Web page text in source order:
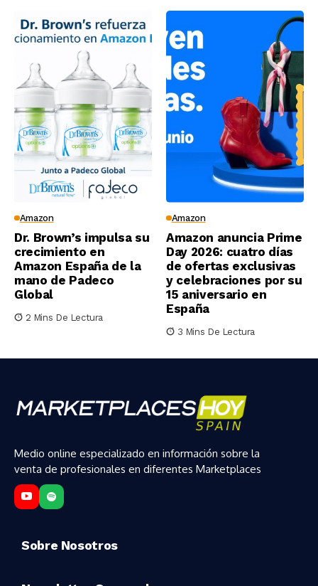
Amazon
Dr. Brown’s impulsa su
crecimiento en
Amazon España de la
mano de Padeco
Global
2 Mins De Lectura
Amazon
Amazon anuncia Prime
Day 2026: cuatro días
de ofertas exclusivas
y celebraciones por su
15 aniversario en
España
3 Mins De Lectura
Medio online especializado en información sobre la
venta de profesionales en diferentes Marketplaces
Sobre Nosotros